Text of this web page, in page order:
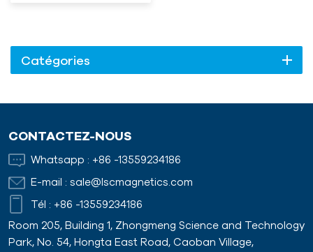
Catégories
CONTACTEZ-NOUS
Whatsapp : +86 -13559234186
E-mail : sale@lscmagnetics.com
Tél : +86 -13559234186
Room 205, Building 1, Zhongmeng Science and Technology
Park, No. 54, Hongta East Road, Caoban Village,